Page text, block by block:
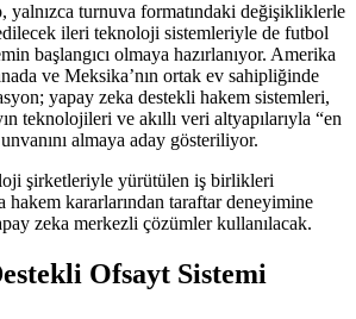
yalnızca turnuva formatındaki değişikliklerle
ileri teknoloji sistemleriyle de futbol
başlangıcı olmaya hazırlanıyor. Amerika
ve Meksika’nın ortak ev sahipliğinde
yapay zeka destekli hakem sistemleri,
teknolojileri ve akıllı veri altyapılarıyla “en
almaya aday gösteriliyor.
şirketleriyle yürütülen iş birlikleri
hakem kararlarından taraftar deneyimine
zeka merkezli çözümler kullanılacak.
Ofsayt Sistemi